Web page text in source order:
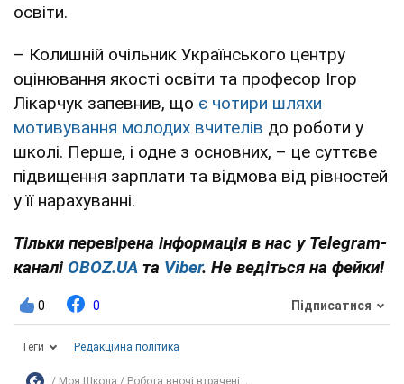
освіти.
– Колишній очільник Українського центру
оцінювання якості освіти та професор Ігор
Лікарчук запевнив, що є чотири шляхи
мотивування молодих вчителів до роботи у
школі. Перше, і одне з основних, – це суттєве
підвищення зарплати та відмова від рівностей
у її нарахуванні.
Тільки перевірена інформація в нас у Telegram-
каналі OBOZ.UA та Viber. Не ведіться на фейки!
0 0 Підписатися
Теги Редакційна політика
Моя Школа Робота вночі втрачені...